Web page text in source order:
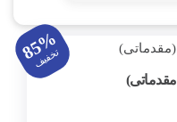
85%
تخفیف